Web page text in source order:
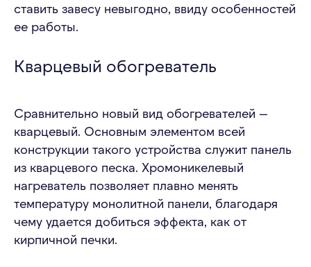
ставить завесу невыгодно, ввиду особенностей
ее работы.
Кварцевый обогреватель
Сравнительно новый вид обогревателей —
кварцевый. Основным элементом всей
конструкции такого устройства служит панель
из кварцевого песка. Хромоникелевый
нагреватель позволяет плавно менять
температуру монолитной панели, благодаря
чему удается добиться эффекта, как от
кирпичной печки.